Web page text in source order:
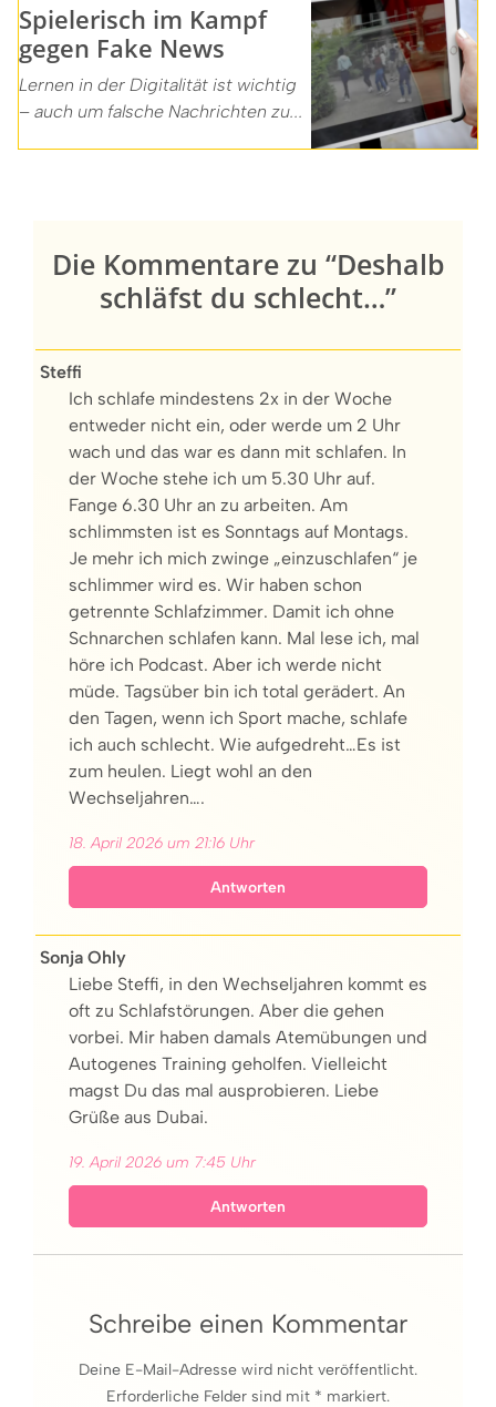
Spielerisch im Kampf
gegen Fake News
Lernen in der Digitalität ist wichtig
– auch um falsche Nachrichten zu...
Die Kommentare zu “Deshalb
schläfst du schlecht…”
Steffi
Ich schlafe mindestens 2x in der Woche
entweder nicht ein, oder werde um 2 Uhr
wach und das war es dann mit schlafen. In
der Woche stehe ich um 5.30 Uhr auf.
Fange 6.30 Uhr an zu arbeiten. Am
schlimmsten ist es Sonntags auf Montags.
Je mehr ich mich zwinge „einzuschlafen“ je
schlimmer wird es. Wir haben schon
getrennte Schlafzimmer. Damit ich ohne
Schnarchen schlafen kann. Mal lese ich, mal
höre ich Podcast. Aber ich werde nicht
müde. Tagsüber bin ich total gerädert. An
den Tagen, wenn ich Sport mache, schlafe
ich auch schlecht. Wie aufgedreht…Es ist
zum heulen. Liegt wohl an den
Wechseljahren….
18. April 2026 um 21:16 Uhr
Antworten
Sonja Ohly
Liebe Steffi, in den Wechseljahren kommt es
oft zu Schlafstörungen. Aber die gehen
vorbei. Mir haben damals Atemübungen und
Autogenes Training geholfen. Vielleicht
magst Du das mal ausprobieren. Liebe
Grüße aus Dubai.
19. April 2026 um 7:45 Uhr
Antworten
Schreibe einen Kommentar
Deine E-Mail-Adresse wird nicht veröffentlicht.
Erforderliche Felder sind mit * markiert.